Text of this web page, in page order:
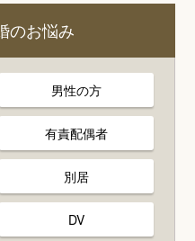
のお悩み
男性の方
有責配偶者
別居
DV